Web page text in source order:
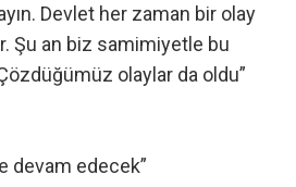
Devlet her zaman bir olay
Şu an biz samimiyetle bu
olaylar da oldu”
devam edecek”